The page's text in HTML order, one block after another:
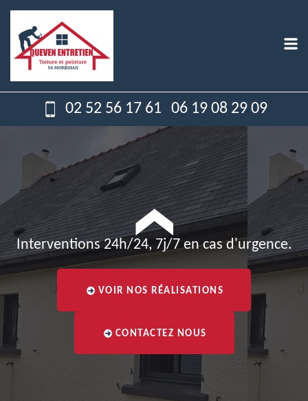
02 52 56 17 61 06 19 08 29 09
Interventions 24h/24, 7j/7 en cas d'urgence.
VOIR NOS RÉALISATIONS
CONTACTEZ NOUS